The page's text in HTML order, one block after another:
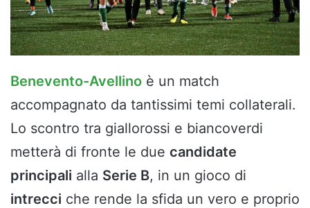
Benevento-Avellino è un match
accompagnato da tantissimi temi collaterali.
Lo scontro tra giallorossi e biancoverdi
metterà di fronte le due candidate
principali alla Serie B, in un gioco di
intrecci che rende la sfida un vero e proprio